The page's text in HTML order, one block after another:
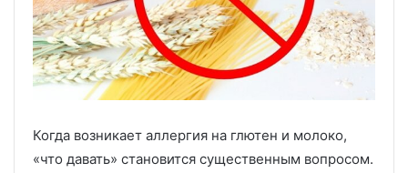
Когда возникает аллергия на глютен и молоко,
«что давать» становится существенным вопросом.